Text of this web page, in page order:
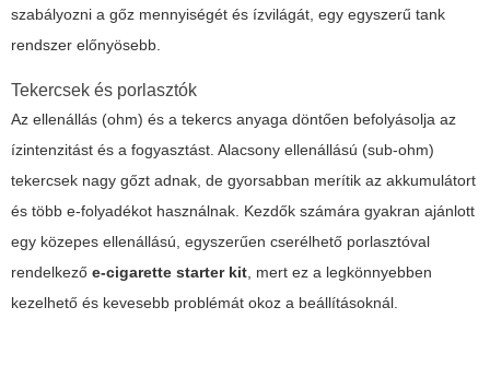
szabályozni a gőz mennyiségét és ízvilágát, egy egyszerű tank
rendszer előnyösebb.
Tekercsek és porlasztók
Az ellenállás (ohm) és a tekercs anyaga döntően befolyásolja az
ízintenzitást és a fogyasztást. Alacsony ellenállású (sub-ohm)
tekercsek nagy gőzt adnak, de gyorsabban merítik az akkumulátort
és több e-folyadékot használnak. Kezdők számára gyakran ajánlott
egy közepes ellenállású, egyszerűen cserélhető porlasztóval
rendelkező e-cigarette starter kit , mert ez a legkönnyebben
kezelhető és kevesebb problémát okoz a beállításoknál.